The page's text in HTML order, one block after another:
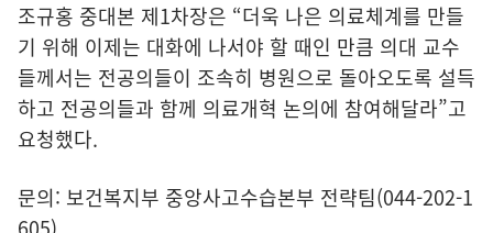
조규홍 중대본 제1차장은 “더욱 나은 의료체계를 만들
기 위해 이제는 대화에 나서야 할 때인 만큼 의대 교수
들께서는 전공의들이 조속히 병원으로 돌아오도록 설득
하고 전공의들과 함께 의료개혁 논의에 참여해달라”고
요청했다.
문의: 보건복지부 중앙사고수습본부 전략팀(044-202-1